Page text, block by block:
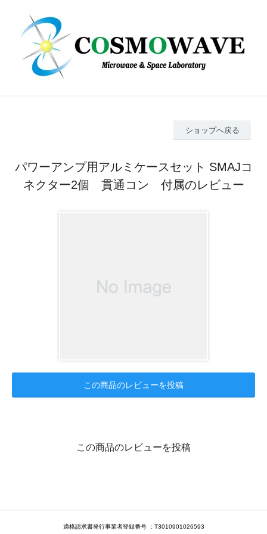
ショップへ戻る
パワーアンプ用アルミケースセット SMAJコ
ネクター2個 貫通コン 付属のレビュー
この商品のレビューを投稿
この商品のレビューを投稿
適格請求書発行事業者登録番号 ：T3010901026593